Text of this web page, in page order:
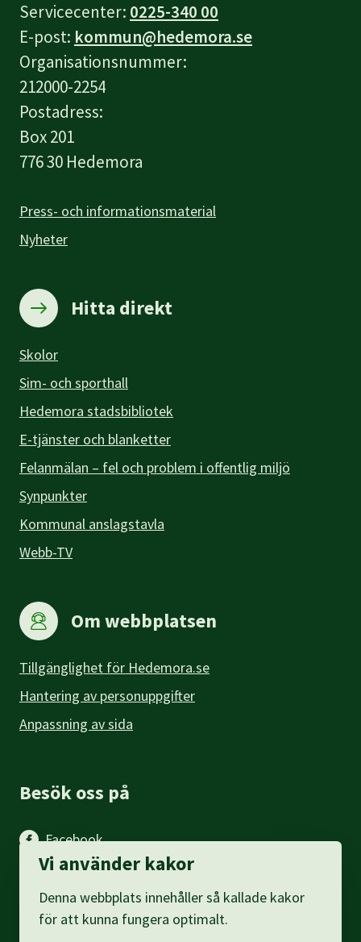
Servicecenter: 0225-340 00
E-post: kommun@hedemora.se
Organisationsnummer:
212000-2254
Postadress:
Box 201
776 30 Hedemora
Press- och informationsmaterial
Nyheter
Hitta direkt
Skolor
Sim- och sporthall
Hedemora stadsbibliotek
E-tjänster och blanketter
Felanmälan – fel och problem i offentlig miljö
Synpunkter
Kommunal anslagstavla
Webb-TV
Om webbplatsen
Tillgänglighet för Hedemora.se
Hantering av personuppgifter
Anpassning av sida
Besök oss på
Facebook
Instagram
LinkedIn
Vi använder kakor
Denna webbplats innehåller så kallade kakor
för att kunna fungera optimalt.